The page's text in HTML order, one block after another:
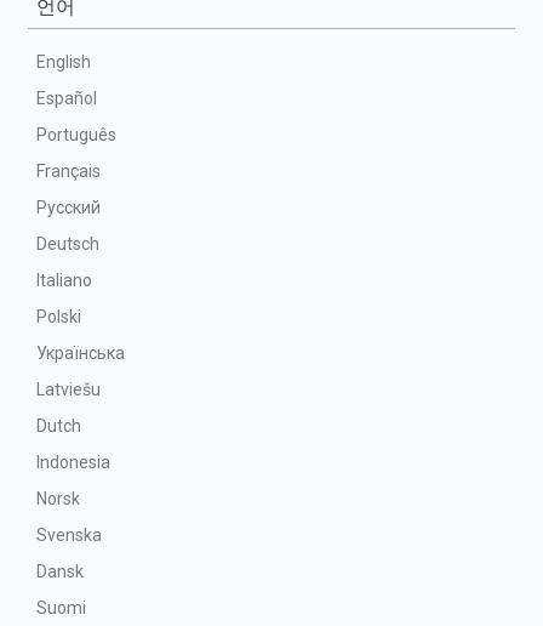
언어
English
Español
Português
Français
Русский
Deutsch
Italiano
Polski
Українська
Latviešu
Dutch
Indonesia
Norsk
Svenska
Dansk
Suomi